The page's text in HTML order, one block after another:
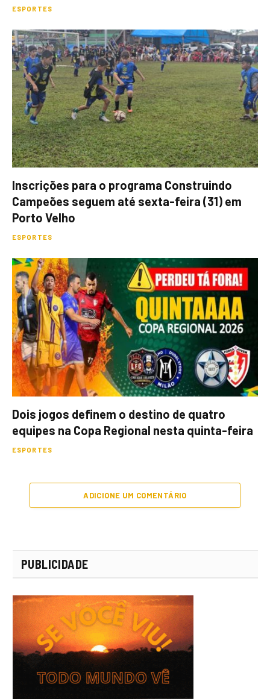
ESPORTES
Inscrições para o programa Construindo
Campeões seguem até sexta-feira (31) em
Porto Velho
ESPORTES
Dois jogos definem o destino de quatro
equipes na Copa Regional nesta quinta-feira
ESPORTES
ADICIONE UM COMENTÁRIO
PUBLICIDADE